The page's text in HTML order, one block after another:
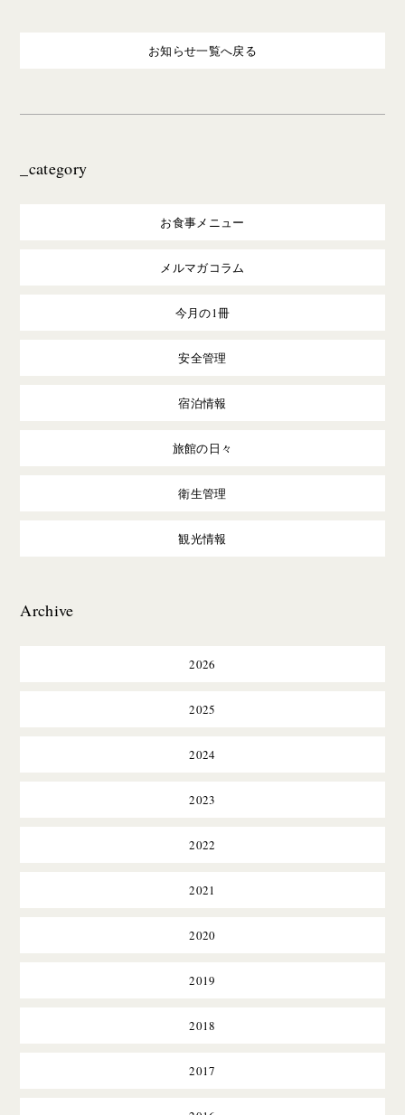
お知らせ一覧へ戻る
_category
お食事メニュー
メルマガコラム
今月の1冊
安全管理
宿泊情報
旅館の日々
衛生管理
観光情報
Archive
2026
2025
2024
2023
2022
2021
2020
2019
2018
2017